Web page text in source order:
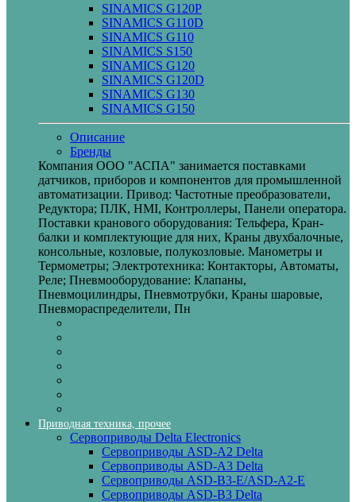
SINAMICS G120P
SINAMICS G110D
SINAMICS G110
SINAMICS S150
SINAMICS G120
SINAMICS G120D
SINAMICS G130
SINAMICS G150
Описание
Бренды
Компания ООО "АСПА" занимается поставками
датчиков, приборов и компонентов для промышленной
автоматизации. Привод: Частотные преобразователи,
Редуктора; ПЛК, HMI, Контроллеры, Панели оператора.
Поставки кранового оборудования: Тельфера, Кран-
балки и комплектующие для них, Краны двухбалочные,
консольные, козловые, полукозловые. Манометры и
Термометры; Электротехника: Контакторы, Автоматы,
Реле; Пневмооборудование: Клапаны,
Пневмоцилиндры, Пневмотрубки, Краны шаровые,
Пневмораспределители, Пн
Приводная техника, прочее
Сервоприводы Delta Electronics
Сервоприводы ASD-A2 Delta
Сервоприводы ASD-A3 Delta
Сервоприводы ASD-B3-E/ASD-A2-E
Сервоприводы ASD-B3 Delta